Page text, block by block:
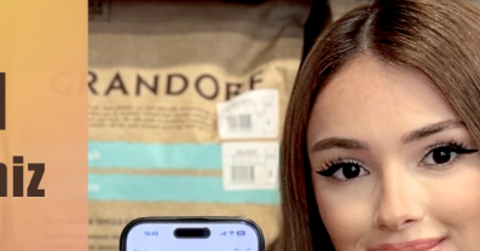
- 40 qramlıq 2 porsiya. Gündəlik norma heyvanın fərdi
həmişə təzə su olsun! Quru, sərin yerdə saxlayın.
baxın.